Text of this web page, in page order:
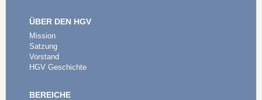
ÜBER DEN HGV
Mission
Satzung
Vorstand
HGV Geschichte
BEREICHE